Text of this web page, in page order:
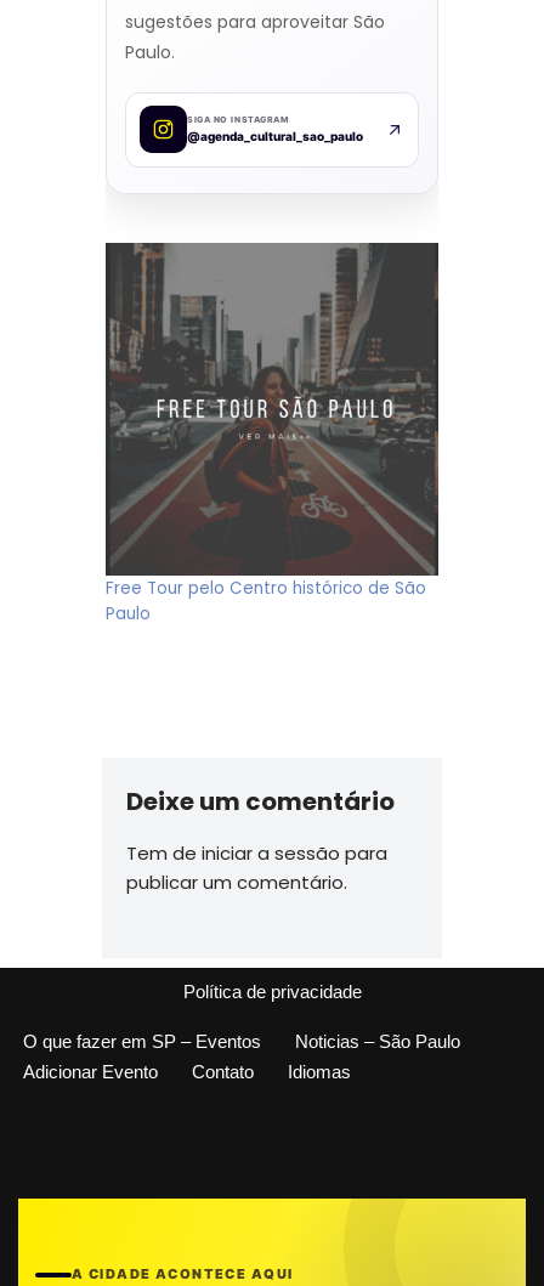
sugestões para aproveitar São
Paulo.
SIGA NO INSTAGRAM
@agenda_cultural_sao_paulo
Free Tour pelo Centro histórico de São
Paulo
Deixe um comentário
Tem de iniciar a sessão para
publicar um comentário.
Política de privacidade
O que fazer em SP – Eventos
Noticias – São Paulo
Adicionar Evento
Contato Idiomas
A CIDADE ACONTECE AQUI